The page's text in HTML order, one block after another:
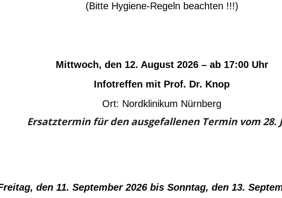
(Bitte Hygiene-Regeln beachten !!!)
Mittwoch, den 12. August 2026 – ab 17:00 Uhr
Infotreffen mit Prof. Dr. Knop
Ort: Nordklinikum Nürnberg
Ersatztermin für den ausgefallenen Termin vom 28.
den 11. September 2026 bis Sonntag, den 13.